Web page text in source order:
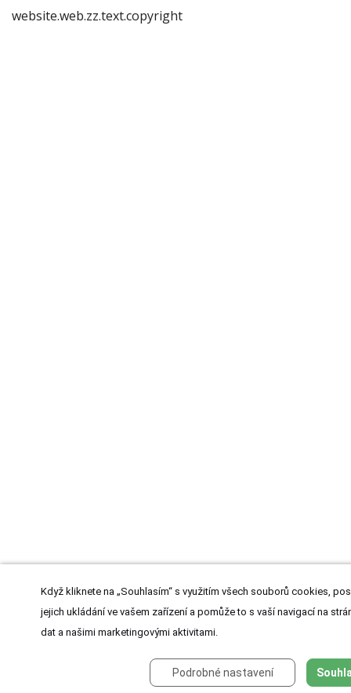
website.web.zz.text.copyright
Když kliknete na „Souhlasím“ s využitím všech souborů cookies,
jejich ukládání ve vašem zařízení a pomůže to s vaší navigací na
dat a našimi marketingovými aktivitami.
Podrobné nastavení